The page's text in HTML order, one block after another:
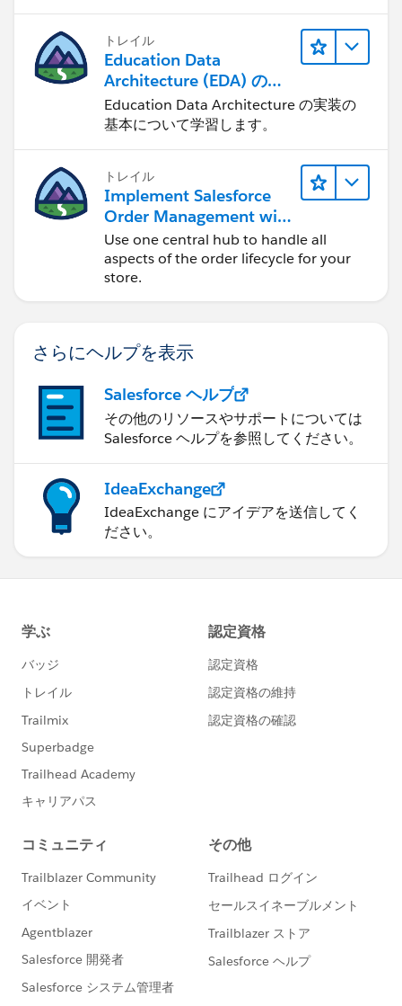
トレイル
Education Data
Architecture (EDA) の管
理
Education Data Architecture の実装の
基本について学習します。
トレイル
Implement Salesforce
Order Management with
a B2B, B2C, or B2B2C
Commerce Store
Use one central hub to handle all
aspects of the order lifecycle for your
store.
さらにヘルプを表示
Salesforce ヘルプ
その他のリソースやサポートについては
Salesforce ヘルプを参照してください。
IdeaExchange
IdeaExchange にアイデアを送信してく
ださい。